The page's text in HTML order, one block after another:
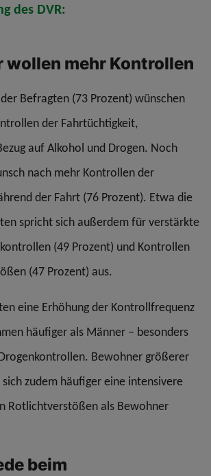
des DVR:
wollen mehr Kontrollen
Befragten (73 Prozent) wünschen
der Fahrtüchtigkeit,
auf Alkohol und Drogen. Noch
nach mehr Kontrollen der
der Fahrt (76 Prozent). Etwa die
spricht sich außerdem für verstärkte
(49 Prozent) und Kontrollen
(47 Prozent) aus.
eine Erhöhung der Kontrollfrequenz
häufiger als Männer – besonders
Bewohner größerer
zudem häufiger eine intensivere
Rotlichtverstößen als Bewohner
beim